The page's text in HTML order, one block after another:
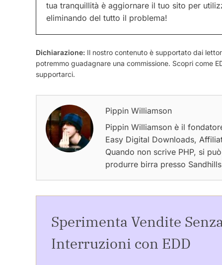
tua tranquillità è aggiornare il tuo sito per
eliminando del tutto il problema!
Dichiarazione: Il nostro contenuto è supportato dai
potremmo guadagnare una commissione. Scopri come
supportarci.
Pippin Williamson
Pippin Williamson è il
Easy Digital Downloads,
Quando non scrive PHP, si
produrre birra presso
Sperimenta Vendite
Interruzioni con EDD